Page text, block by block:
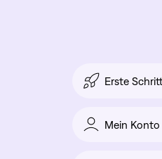
Erste
Mein Konto